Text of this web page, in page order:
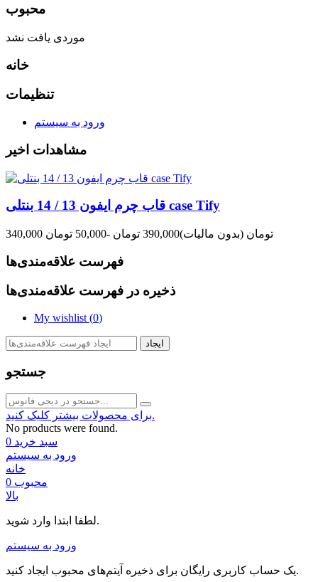
محبوب
موردی یافت نشد
خانه
تنظیمات
ورود به سیستم
مشاهدات اخیر
قاب چرم ایفون 13 / 14 بنتلی case Tify
340,000 تومان (بدون مالیات)390,000 تومان -50,000 تومان
فهرست علاقه‌مندی‌ها
ذخیره در فهرست علاقه‌مندی‌ها
My wishlist (0)
ایجاد
جستجو
برای محصولات بیشتر کلیک کنید.
No products were found.
سبد خرید 0
ورود به سیستم
خانه
محبوب 0
بالا
لطفا ابتدا وارد شوید.
ورود به سیستم
یک حساب کاربری رایگان برای ذخیره آیتم‌های محبوب ایجاد کنید.